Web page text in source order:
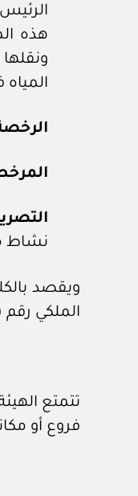
هذه
نشاط
ويقصد
الملكي رقم (م/١٥٩) وتاريخ ١١/
تتمتع
فروع أو